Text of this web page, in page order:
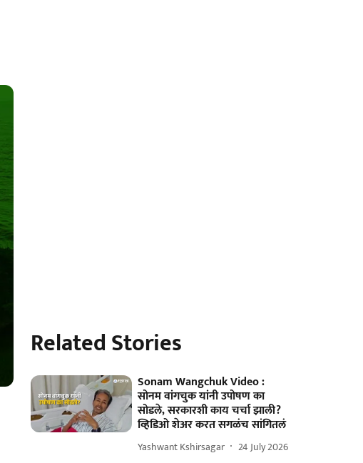
Related Stories
Sonam Wangchuk Video :
सोनम वांगचुक यांनी उपोषण का
सोडले, सरकारशी काय चर्चा झाली?
व्हिडिओ शेअर करत सगळंच सांगितलं
Yashwant Kshirsagar 24 July 2026